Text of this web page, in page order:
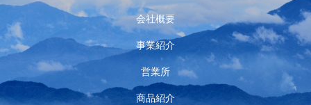
会社概要
事業紹介
営業所
商品紹介